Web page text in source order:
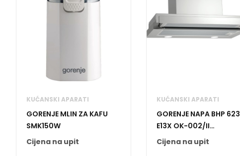
KUĆANSKI APARATI
GORENJE MLIN ZA KAFU
SMK150W
Cijena na upit
KUĆANSKI APARATI
GORENJE NAPA BHP 623
E13X OK-002/II
BHP623E13X
Cijena na upit